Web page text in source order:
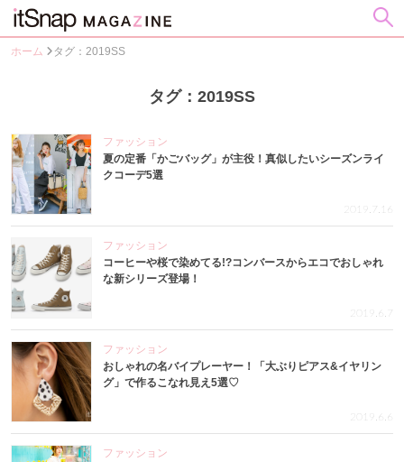
ホーム タグ：2019SS
タグ：2019SS
ファッション
夏の定番「かごバッグ」が主役！真似したいシーズンライ
クコーデ5選
2019.7.16
ファッション
コーヒーや桜で染めてる!?コンバースからエコでおしゃれ
な新シリーズ登場！
2019.6.7
ファッション
おしゃれの名バイプレーヤー！「大ぶりピアス&イヤリン
グ」で作るこなれ見え5選♡
2019.6.6
ファッション